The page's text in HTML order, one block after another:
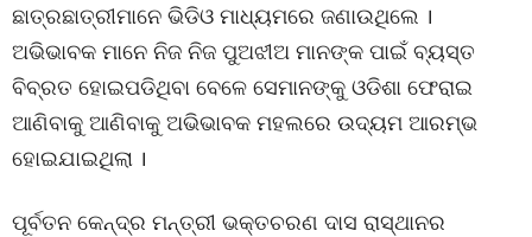
ଛାତ୍ରଛାତ୍ରୀମାନେ ଭିଡିଓ ମାଧ୍ୟମରେ ଜଣାଉଥିଲେ ।
ଅଭିଭାବକ ମାନେ ନିଜ ନିଜ ପୁଅଝୀଅ ମାନଙ୍କ ପାଇଁ ବ୍ୟସ୍ତ
ବିବ୍ରତ ହୋଇପଡିଥିବା ବେଳେ ସେମାନଙ୍କୁ ଓଡିଶା ଫେରାଇ
ଆଣିବାକୁ ଆଣିବାକୁ ଅଭିଭାବକ ମହଲରେ ଉଦ୍ୟମ ଆରମ୍ଭ
ହୋଇଯାଇଥିଲା ।
ପୂର୍ବତନ କେନ୍ଦ୍ର ମନ୍ତ୍ରୀ ଭକ୍ତଚରଣ ଦାସ ରାସ୍ଥାନର